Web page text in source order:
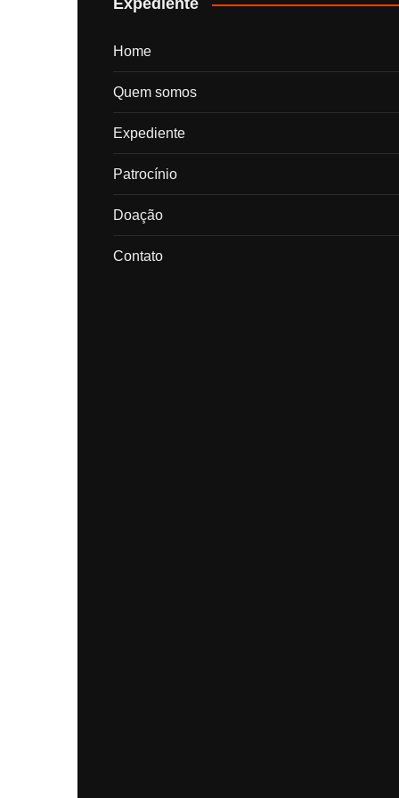
Expediente
Home
Quem somos
Expediente
Patrocínio
Doação
Contato